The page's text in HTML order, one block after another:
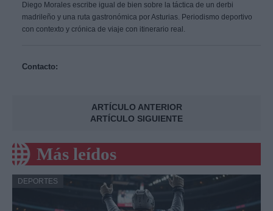
Diego Morales escribe igual de bien sobre la táctica de un derbi
madrileño y una ruta gastronómica por Asturias. Periodismo deportivo
con contexto y crónica de viaje con itinerario real.
Contacto:
ARTÍCULO ANTERIOR
ARTÍCULO SIGUIENTE
Más leídos
DEPORTES